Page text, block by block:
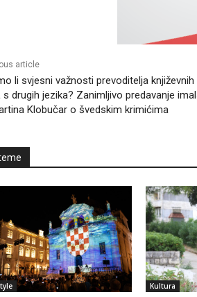
article
li svjesni važnosti prevoditelja književnih
s drugih jezika? Zanimljivo predavanje
Klobučar o švedskim krimićima
Kultura